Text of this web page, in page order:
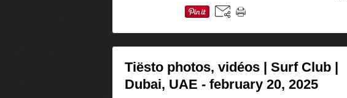
Tiësto photos, vidéos | Surf Club |
Dubai, UAE - february 20, 2025